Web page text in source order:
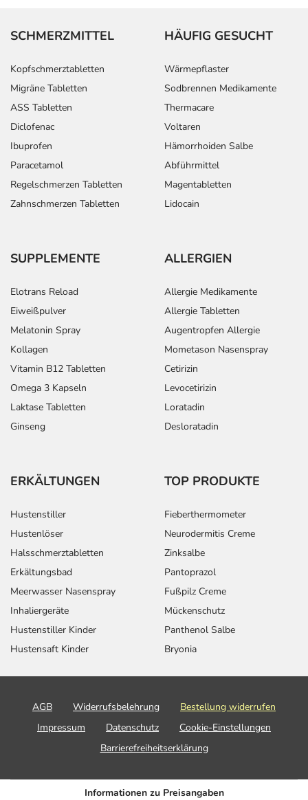
SCHMERZMITTEL
Kopfschmerztabletten
Migräne Tabletten
ASS Tabletten
Diclofenac
Ibuprofen
Paracetamol
Regelschmerzen Tabletten
Zahnschmerzen Tabletten
HÄUFIG GESUCHT
Wärmepflaster
Sodbrennen Medikamente
Thermacare
Voltaren
Hämorrhoiden Salbe
Abführmittel
Magentabletten
Lidocain
SUPPLEMENTE
Elotrans Reload
Eiweißpulver
Melatonin Spray
Kollagen
Vitamin B12 Tabletten
Omega 3 Kapseln
Laktase Tabletten
Ginseng
ALLERGIEN
Allergie Medikamente
Allergie Tabletten
Augentropfen Allergie
Mometason Nasenspray
Cetirizin
Levocetirizin
Loratadin
Desloratadin
ERKÄLTUNGEN
Hustenstiller
Hustenlöser
Halsschmerztabletten
Erkältungsbad
Meerwasser Nasenspray
Inhaliergeräte
Hustenstiller Kinder
Hustensaft Kinder
TOP PRODUKTE
Fieberthermometer
Neurodermitis Creme
Zinksalbe
Pantoprazol
Fußpilz Creme
Mückenschutz
Panthenol Salbe
Bryonia
AGB Widerrufsbelehrung
Bestellung widerrufen
Impressum
Datenschutz
Cookie-Einstellungen
Barrierefreiheitserklärung
Informationen zu Preisangaben